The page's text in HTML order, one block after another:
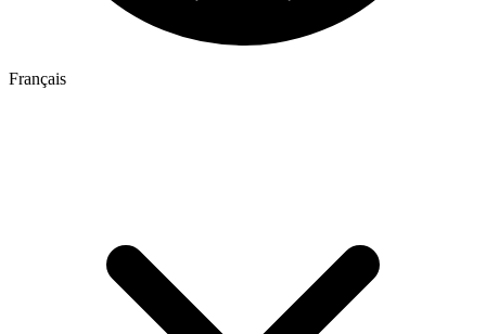
Français